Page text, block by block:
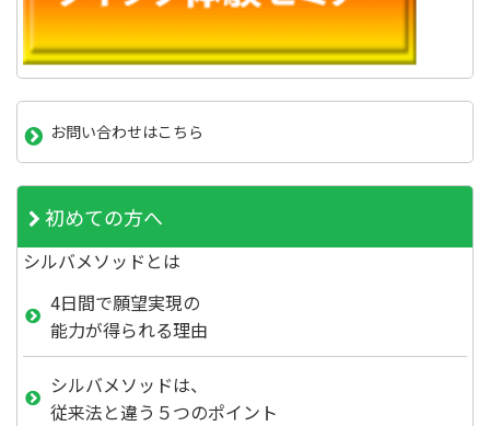
お問い合わせはこちら
初めての方へ
シルバメソッドとは
4日間で願望実現の
能力が得られる理由
シルバメソッドは、
従来法と違う５つのポイント